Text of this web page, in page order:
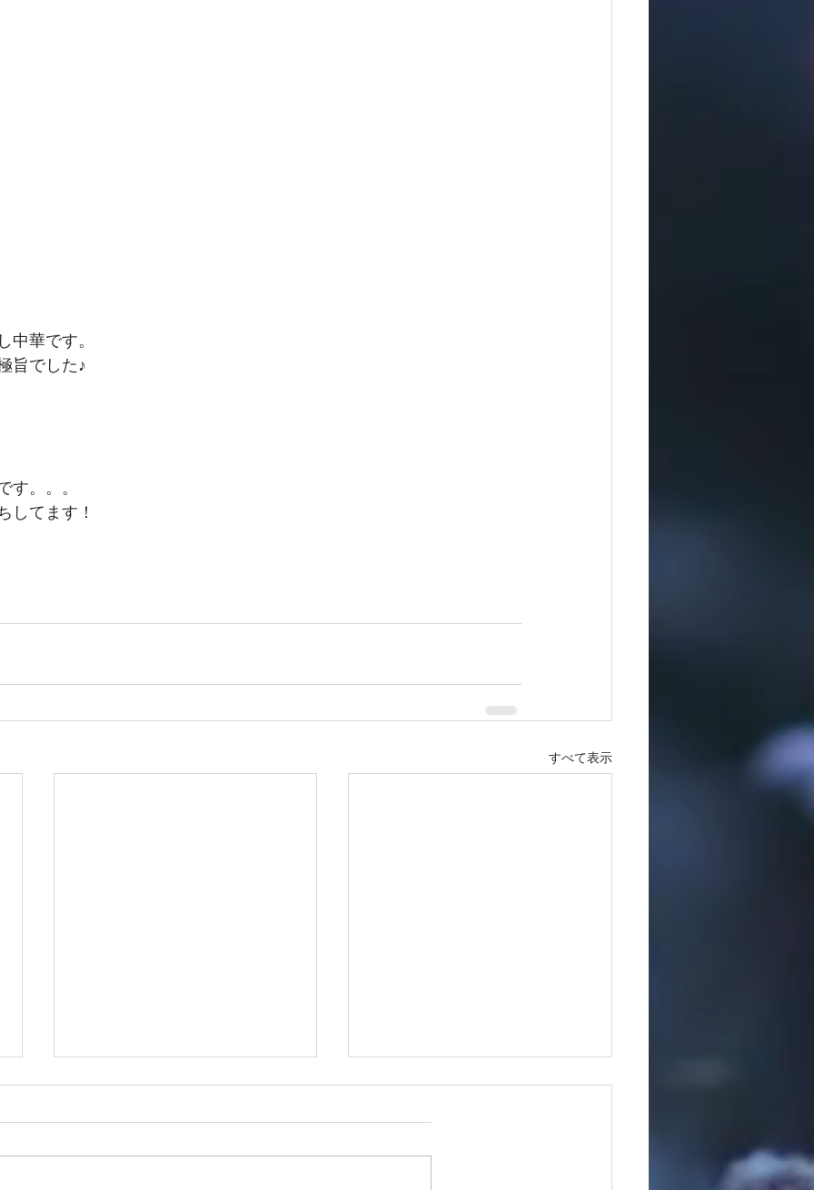
中華です。
旨でした♪
す。。。
してます！
すべて表示